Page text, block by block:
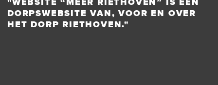
"WEBSITE “MEER RIETHOVEN” IS EEN
DORPSWEBSITE VAN, VOOR EN OVER
HET DORP RIETHOVEN."